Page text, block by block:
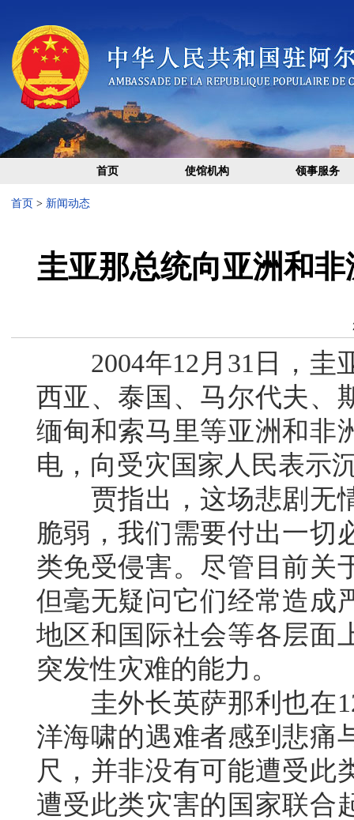
首页 使馆机构 领事服务
首页 > 新闻动态
圭亚那总统向亚洲和
2004年12月31日，圭
西亚、泰国、马尔代夫、
缅甸和索马里等亚洲和非
电，向受灾国家人民表示
贾指出，这场悲剧无情
脆弱，我们需要付出一切
类免受侵害。尽管目前关
但毫无疑问它们经常造成
地区和国际社会等各层面
突发性灾难的能力。
圭外长英萨那利也在12
洋海啸的遇难者感到悲痛
尺，并非没有可能遭受此
遭受此类灾害的国家联合